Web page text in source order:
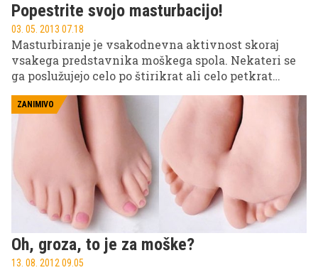
Popestrite svojo masturbacijo!
03. 05. 2013 07.18
Masturbiranje je vsakodnevna aktivnost skoraj
vsakega predstavnika moškega spola. Nekateri se
ga poslužujejo celo po štirikrat ali celo petkrat
ki so v zvezi in imajo redne spolne odnose. Pa ste
kdaj pomislili, da bi dolgočasno ’davljenje purana’
malce popestrili in tako celo podvojili užitke?
ZANIMIVO
Oh, groza, to je za moške?
13. 08. 2012 09.05